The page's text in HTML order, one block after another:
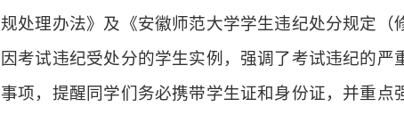
规处理办法》及《安徽师范大学学生违纪处分规定
因考试违纪受处分的学生实例，强调了考试违纪的
事项，提醒同学们务必携带学生证和身份证，并重